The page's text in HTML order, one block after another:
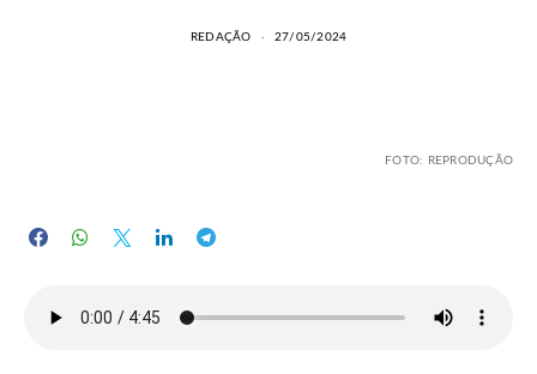
REDAÇÃO 27/05/2024
FOTO: REPRODUÇÃO